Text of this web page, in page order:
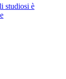
studiosi è